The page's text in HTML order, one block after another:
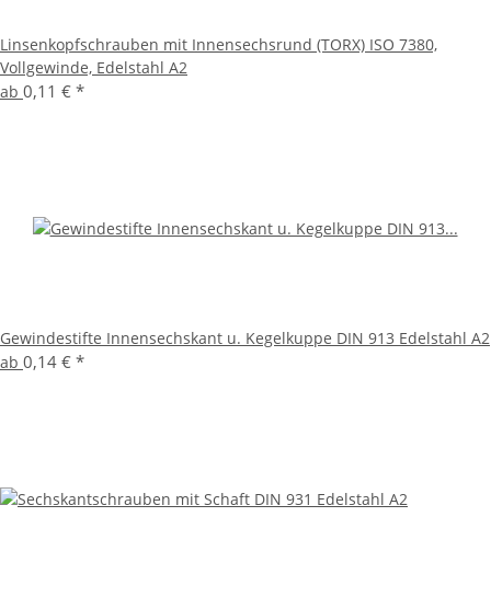
Linsenkopfschrauben mit Innensechsrund (TORX) ISO 7380,
Vollgewinde, Edelstahl A2
ab 0,11 € *
Gewindestifte Innensechskant u. Kegelkuppe DIN 913 Edelstahl A2
ab 0,14 € *